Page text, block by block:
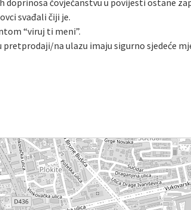
čovječanstvu u povijesti ostane
svađali čiji je.
“viruj ti meni”.
na ulazu imaju sigurno sjedeće